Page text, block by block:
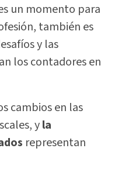
un momento para
también es
y las
los contadores en
cambios en las
yla
representan